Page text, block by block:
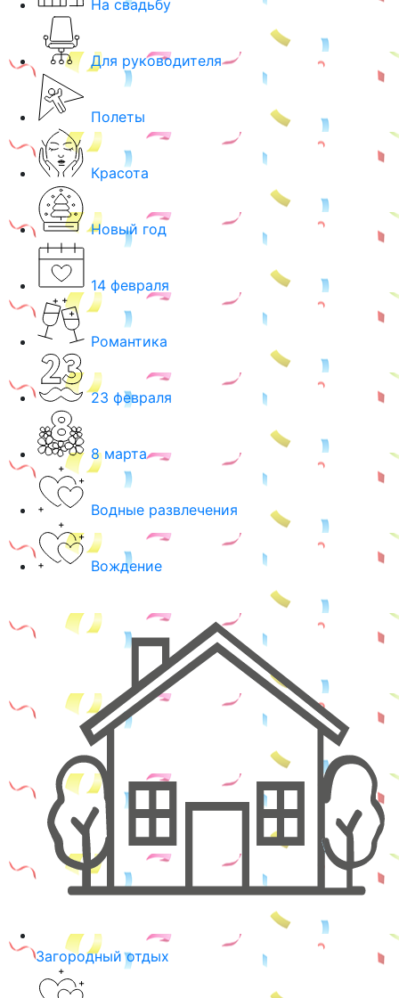
На свадьбу
Для руководителя
Полеты
Красота
Новый год
14 февраля
Романтика
23 февраля
8 марта
Водные развлечения
Вождение
Загородный отдых